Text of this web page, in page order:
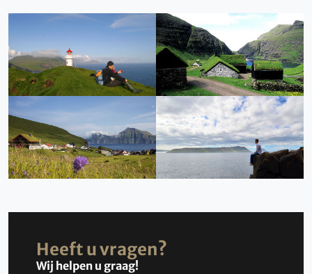
Heeft u vragen?
Wij helpen u graag!